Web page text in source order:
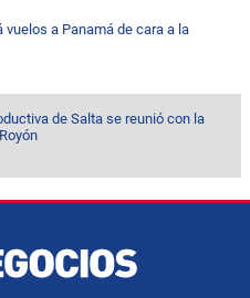
vuelos a Panamá de cara a la
de Salta se reunió con la